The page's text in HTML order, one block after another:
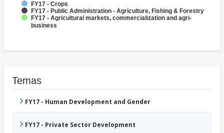
FY17 - Crops
FY17 - Public Administration - Agriculture, Fishing & Forestry
FY17 - Agricultural markets, commercialization and agri-
business
Temas
FY17 - Human Development and Gender
FY17 - Private Sector Development